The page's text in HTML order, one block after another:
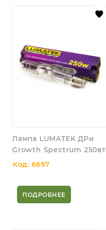
Лампа LUMATEK ДРи
Growth Spectrum 250вт
Код: 6697
ПОДРОБНЕЕ